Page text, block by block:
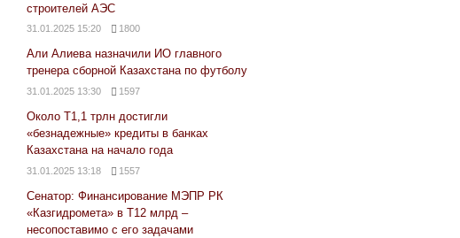
строителей АЭС
31.01.2025 15:20 1800
Али Алиева назначили ИО главного
тренера сборной Казахстана по футболу
31.01.2025 13:30 1597
Около Т1,1 трлн достигли
«безнадежные» кредиты в банках
Казахстана на начало года
31.01.2025 13:18 1557
Сенатор: Финансирование МЭПР РК
«Казгидромета» в Т12 млрд –
несопоставимо с его задачами